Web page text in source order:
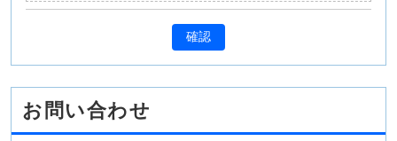
確認
お問い合わせ